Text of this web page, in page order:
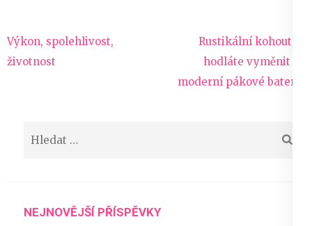
Navigace
pro
Výkon, spolehlivost,
životnost
Rustikální kohoutky
hodláte vyměnit za
moderní pákové baterie
NEJNOVĚJŠÍ PŘÍSPĚVKY